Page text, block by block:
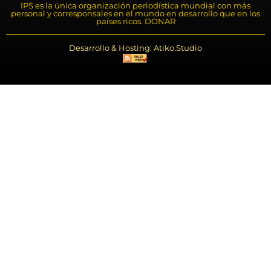
IPS es la única organización periodística mundial con más
personal y corresponsales en el mundo en desarrollo que en los
países ricos. DONAR
Desarrollo & Hosting: Atiko.Studio